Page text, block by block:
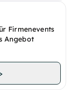
Firmenevents
Angebot